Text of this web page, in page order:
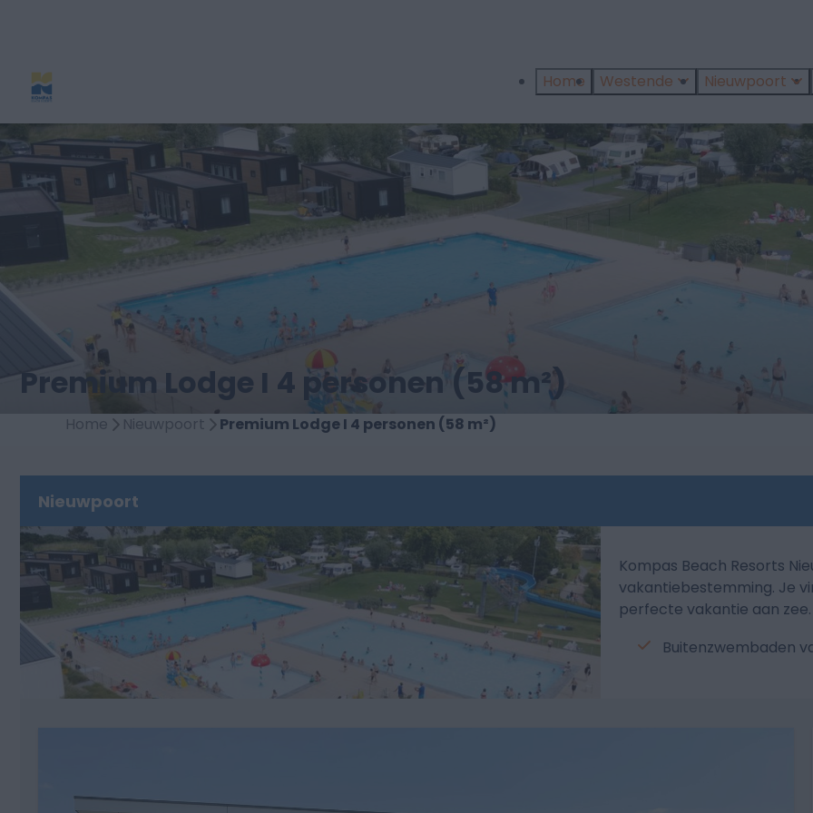
Home Westende Nieuwpoort
Premium Lodge I 4 personen (58 m²)
Home Nieuwpoort Premium Lodge I 4 personen (58 m²)
Nieuwpoort
Kompas Beach Resorts
vakantiebestemming. Je
perfecte vakantie aan zee.
Buitenzwembaden